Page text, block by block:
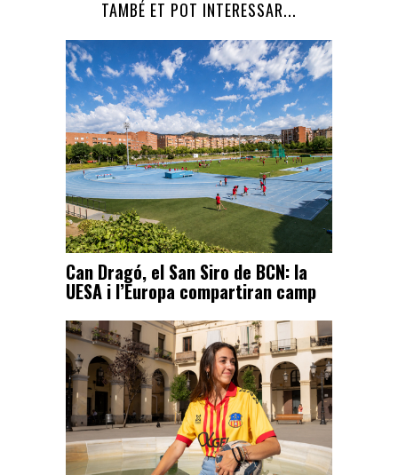
TAMBÉ ET POT INTERESSAR...
Can Dragó, el San Siro de BCN: la
UESA i l’Europa compartiran camp